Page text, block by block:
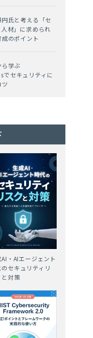
円氏と考える「セ
材」に求められ
のポイント
ら学ぶ
でセキュリティに
AI・AIエージェント
セキュリティリ
と対策